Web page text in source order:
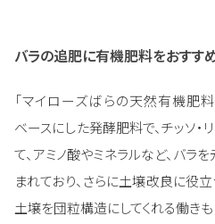
バラの追肥に有機肥料をおすす
「マイローズばらの天然有機肥
ベースにした発酵肥料で、チッソ・
て、アミノ酸やミネラルなど、バラ
まれており、さらに土壌改良に役
土壌を団粒構造にしてくれる働きも